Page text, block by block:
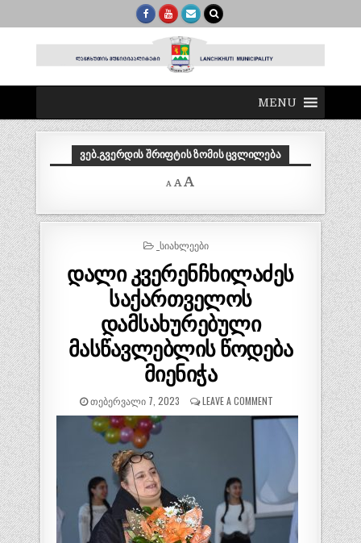
MENU
ᲕᲔᲑ.ᲒᲕᲔᲠᲓᲘᲡ ᲨᲠᲘᲤᲢᲘᲡ ᲖᲝᲛᲘᲡ ᲪᲕᲚᲘᲚᲔᲑᲐ
A
Decrease
font
A Reset
A
size.
POSTED
_ᲡᲘᲐᲮᲚᲔᲔᲑᲘ
დალი კვერენჩხილაძეს
საქართველოს
დამსახურებული
მასწავლებლის წოდება
მიენიჭა
ᲗᲔᲑᲔᲠᲕᲐᲚᲘ 7, 2023 LEAVE A COMMENT